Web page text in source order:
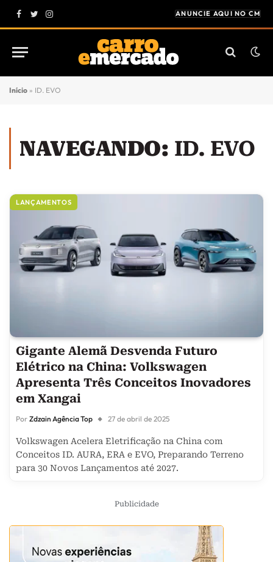
Facebook
Twitter
Instagram
ANUNCIE AQUI NO CM
Início » ID. EVO
NAVEGANDO: ID. EVO
LANÇAMENTOS
Gigante Alemã Desvenda Futuro
Elétrico na China: Volkswagen
Apresenta Três Conceitos Inovadores
em Xangai
Por Zdzain Agência Top 27 de abril de 2025
Volkswagen Acelera Eletrificação na China com
Conceitos ID. AURA, ERA e EVO, Preparando Terreno
para 30 Novos Lançamentos até 2027.
Publicidade